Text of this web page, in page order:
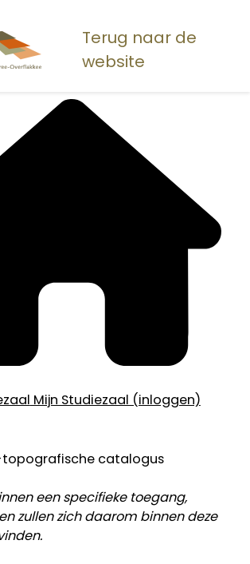
Terug naar de
website
Mijn Studiezaal (inloggen)
catalogus
een specifieke toegang,
zullen zich daarom binnen deze